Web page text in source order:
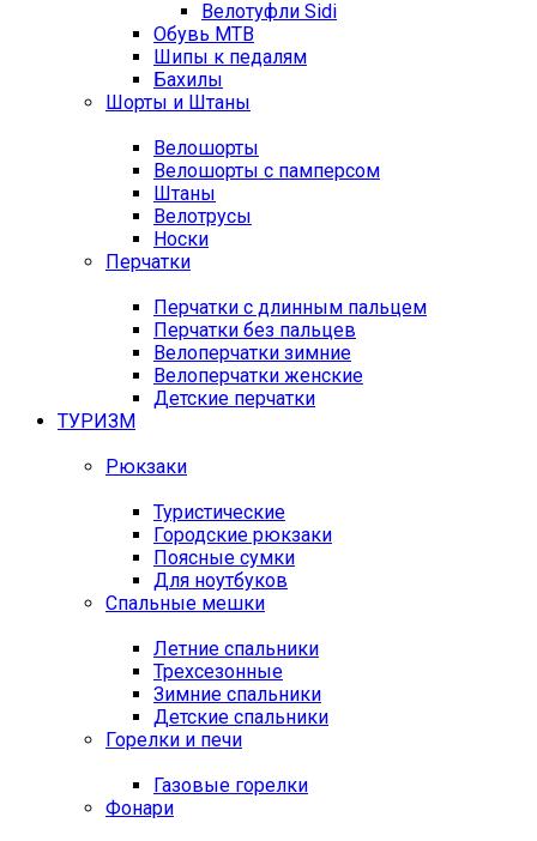
Велотуфли Sidi
Обувь MTB
Шипы к педалям
Бахилы
Шорты и Штаны
Велошорты
Велошорты с памперсом
Штаны
Велотрусы
Носки
Перчатки
Перчатки с длинным пальцем
Перчатки без пальцев
Велоперчатки зимние
Велоперчатки женские
Детские перчатки
ТУРИЗМ
Рюкзаки
Туристические
Городские рюкзаки
Поясные сумки
Для ноутбуков
Спальные мешки
Летние спальники
Трехсезонные
Зимние спальники
Детские спальники
Горелки и печи
Газовые горелки
Фонари